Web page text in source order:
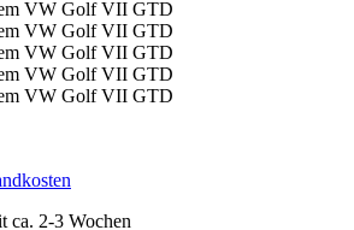
ca. 2-3 Wochen